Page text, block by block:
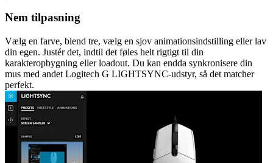
Nem tilpasning
Vælg en farve, blend tre, vælg en sjov animationsindstilling eller lav
din egen. Justér det, indtil det føles helt rigtigt til din
karakteropbygning eller loadout. Du kan endda synkronisere din
mus med andet Logitech G LIGHTSYNC-udstyr, så det matcher
perfekt.